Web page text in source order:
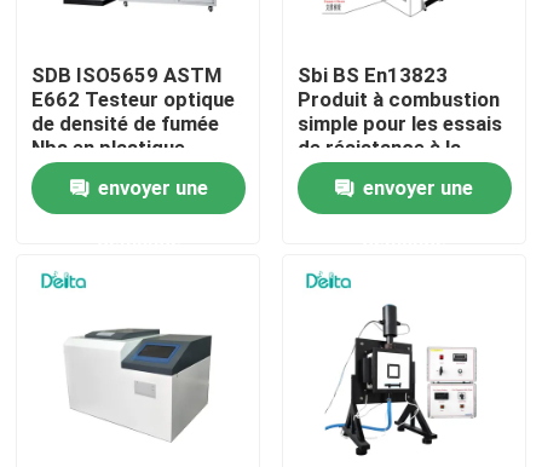
À la maison
Vidéos
À propos de nous
SDB ISO5659 ASTM
E662 Testeur optique
de densité de fumée
Nbs en plastique
envoyer une
Sbi BS En13823
Produit à combustion
simple pour les essais
de résistance à la
flamme
envoyer une